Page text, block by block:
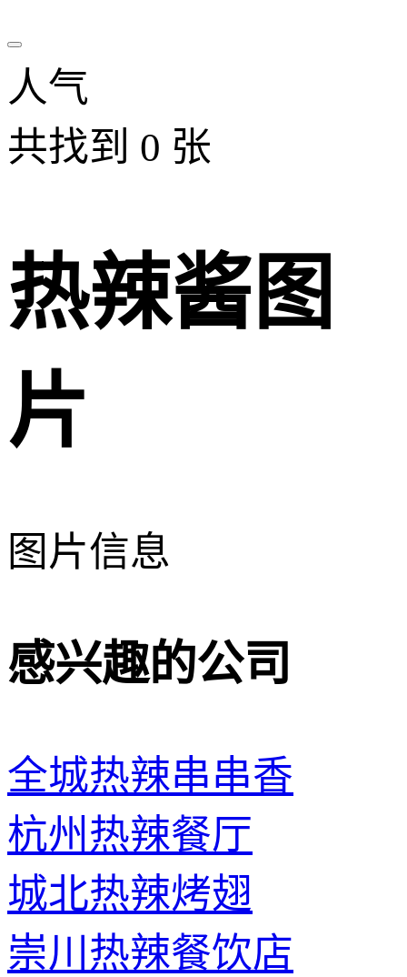
人气
共找到 0 张
热辣酱图
片
图片信息
感兴趣的公司
全城热辣串串香
杭州热辣餐厅
城北热辣烤翅
崇川热辣餐饮店